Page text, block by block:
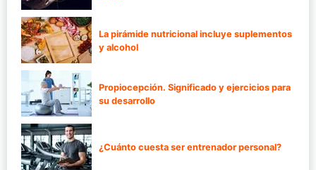
La pirámide nutricional incluye suplementos
y alcohol
Propiocepción. Significado y ejercicios para
su desarrollo
¿Cuánto cuesta ser entrenador personal?